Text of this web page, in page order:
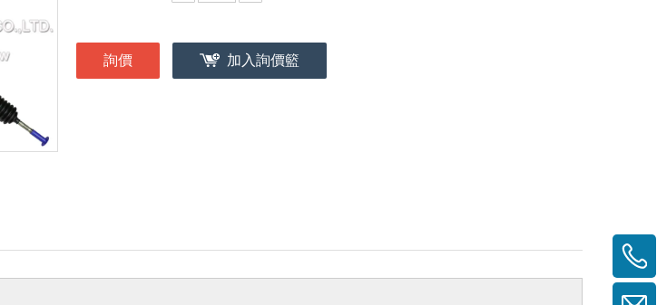
詢價 加入詢價籃